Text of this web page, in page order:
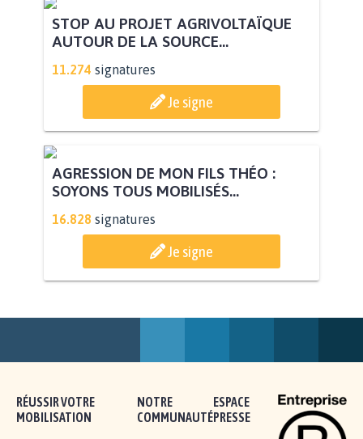
STOP AU PROJET AGRIVOLTAÏQUE
AUTOUR DE LA SOURCE...
11.274 signatures
Je signe